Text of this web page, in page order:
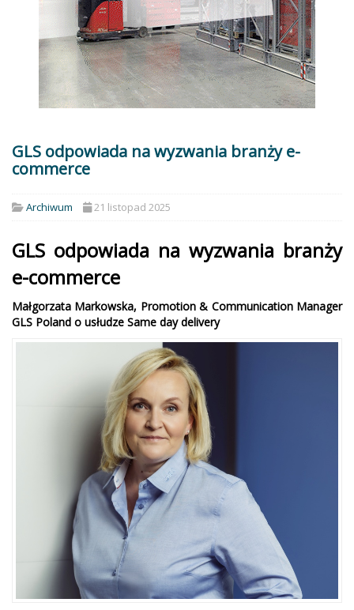
GLS odpowiada na wyzwania branży e-
commerce
Archiwum 21 listopad 2025
GLS odpowiada na wyzwania branży
e-commerce
Małgorzata Markowska, Promotion & Communication Manager
GLS Poland o usłudze Same day delivery